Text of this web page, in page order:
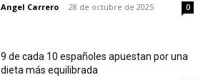
Angel Carrero - 28 de octubre de 2025 0
9 de cada 10 españoles apuestan por una
dieta más equilibrada